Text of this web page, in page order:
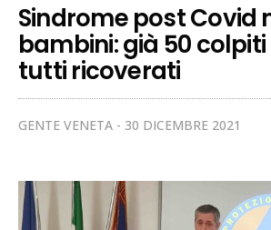
Sindrome post Covid
bambini: già 50 colpiti
tutti ricoverati
GENTE VENETA 30 DICEMBRE 2021